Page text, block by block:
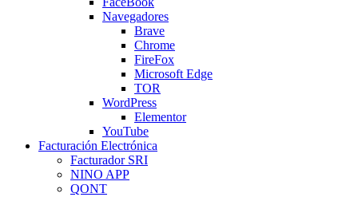
Navegadores
Brave
Chrome
FireFox
Microsoft Edge
TOR
WordPress
Elementor
YouTube
Facturación Electrónica
Facturador SRI
NINO APP
QONT